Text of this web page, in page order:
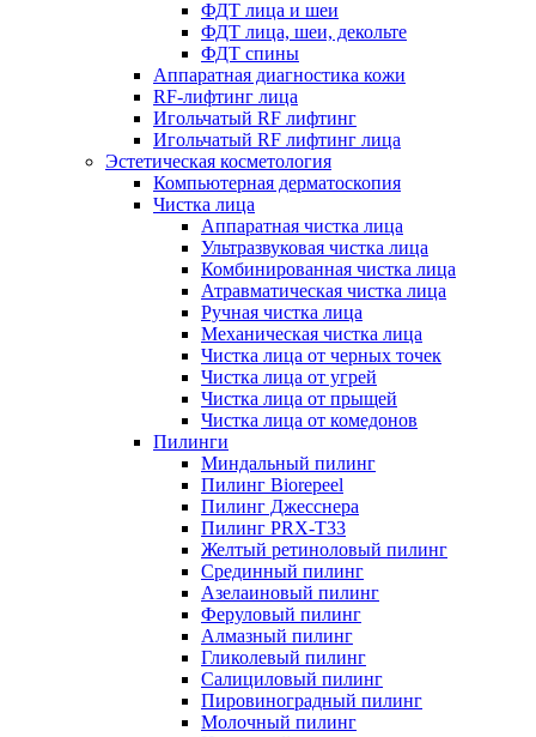
ФДТ лица и шеи
ФДТ лица, шеи, декольте
ФДТ спины
Аппаратная диагностика кожи
RF-лифтинг лица
Игольчатый RF лифтинг
Игольчатый RF лифтинг лица
Эстетическая косметология
Компьютерная дерматоскопия
Чистка лица
Аппаратная чистка лица
Ультразвуковая чистка лица
Комбинированная чистка лица
Атравматическая чистка лица
Ручная чистка лица
Механическая чистка лица
Чистка лица от черных точек
Чистка лица от угрей
Чистка лица от прыщей
Чистка лица от комедонов
Пилинги
Миндальный пилинг
Пилинг Biorepeel
Пилинг Джесснера
Пилинг PRX-T33
Желтый ретиноловый пилинг
Срединный пилинг
Азелаиновый пилинг
Феруловый пилинг
Алмазный пилинг
Гликолевый пилинг
Салициловый пилинг
Пировиноградный пилинг
Молочный пилинг